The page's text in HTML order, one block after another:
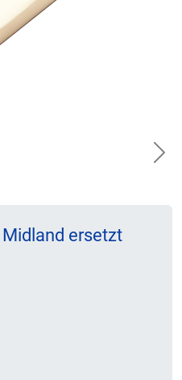
ersetzt